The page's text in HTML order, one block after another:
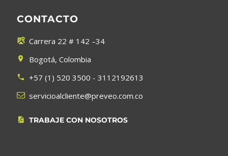
CONTACTO

 Carrera 22 # 142 –34

 Bogotá, Colombia

 +57 (1) 520 3500 - 3112192613

 servicioalcliente@preveo.com.co

 TRABAJE CON NOSOTROS